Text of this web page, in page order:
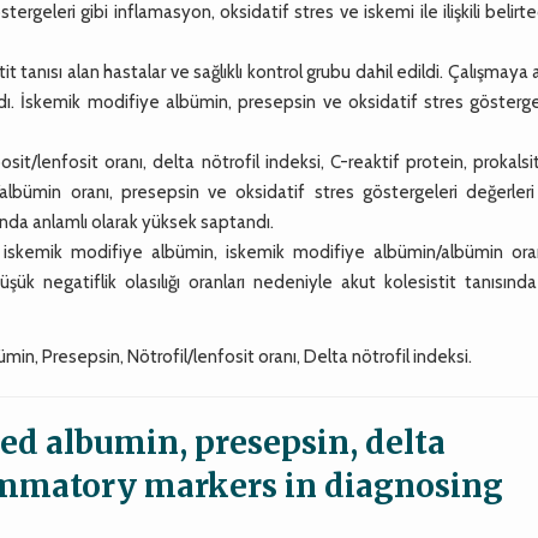
gibi inflamasyon, oksidatif stres ve iskemi ile ilişkili
alan hastalar ve sağlıklı kontrol grubu dahil edildi. Çalışmaya
İskemik modifiye albümin, presepsin ve oksidatif stres
lenfosit oranı, delta nötrofil indeksi, C-reaktif protein,
oranı, presepsin ve oksidatif stres göstergeleri
anlamlı olarak yüksek saptandı.
modifiye albümin, iskemik modifiye albümin/albümin
negatiflik olasılığı oranları nedeniyle akut kolesistit
Presepsin, Nötrofil/lenfosit oranı, Delta nötrofil indeksi.
albumin, presepsin, delta
markers in diagnosing